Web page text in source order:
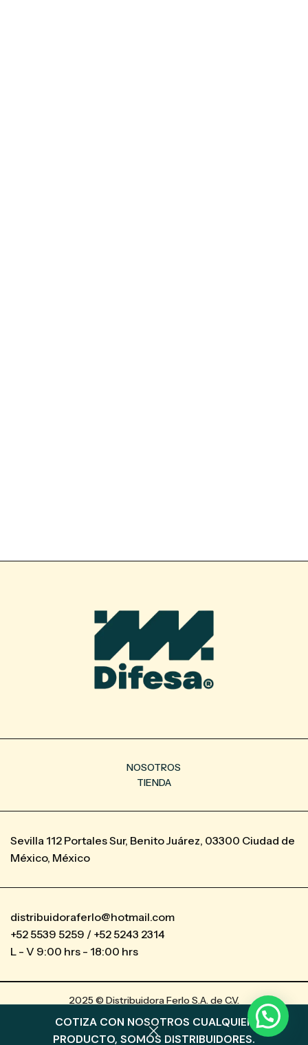
COTIZA CON NOSOTROS CUALQUIER
PRODUCTO, SOMOS DISTRIBUIDORES.
NOSOTROS
TIENDA
Sevilla 112 Portales Sur, Benito Juárez, 03300 Ciudad de
México, México
distribuidoraferlo@hotmail.com
+52 5539 5259 / +52 5243 2314
L - V 9:00 hrs - 18:00 hrs
2025 © Distribuidora Ferlo S.A. de C.V.